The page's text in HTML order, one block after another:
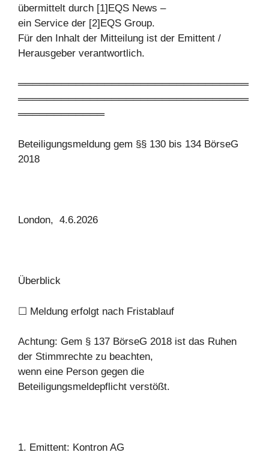
übermittelt durch [1]EQS News –
ein Service der [2]EQS Group.
Für den Inhalt der Mitteilung ist der Emittent /
Herausgeber verantwortlich.
════════════════════════════════
════════════════════════════════
════════════
Beteiligungsmeldung gem §§ 130 bis 134 BörseG
2018
London, 4.6.2026
Überblick
☐ Meldung erfolgt nach Fristablauf
Achtung: Gem § 137 BörseG 2018 ist das Ruhen
der Stimmrechte zu beachten,
wenn eine Person gegen die
Beteiligungsmeldepflicht verstößt.
1. Emittent: Kontron AG